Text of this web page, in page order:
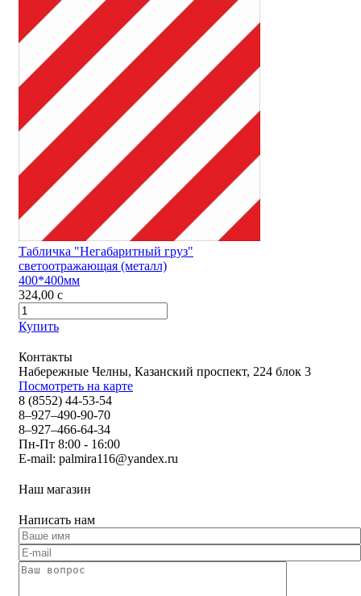
Табличка "Негабаритный груз"
светоотражающая (металл)
400*400мм
324,00 c
Купить
Контакты
Набережные Челны, Казанский проспект, 224 блок 3
Посмотреть на карте
8 (8552) 44-53-54
8–927–490-90-70
8–927–466-64-34
Пн-Пт 8:00 - 16:00
E-mail: palmira116@yandex.ru
Наш магазин
Написать нам